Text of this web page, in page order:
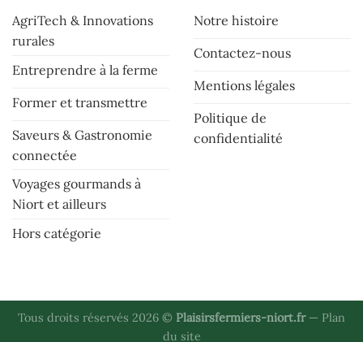
AgriTech & Innovations
rurales
Entreprendre à la ferme
Former et transmettre
Saveurs & Gastronomie
connectée
Voyages gourmands à
Niort et ailleurs
Hors catégorie
Notre histoire
Contactez-nous
Mentions légales
Politique de
confidentialité
Tous droits réservés 2026 © Plaisirsfermiers-niort.fr— Plan
du site